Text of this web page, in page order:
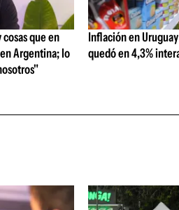
que en
Argentina; lo
Inflación en
quedó en 4,3%